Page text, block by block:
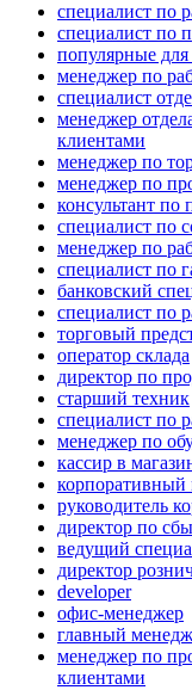
специалист по
специалист по
популярные
менеджер по
специалист
менеджер
клиентами
менеджер по
менеджер по
консультант по
специалист по
менеджер по
специалист по
банковский
специалист по
торговый
оператор склада
директор по
старший техник
специалист по
менеджер по
кассир в
корпоративный
руководитель
директор по
ведущий
директор
developer
офис-менеджер
главный
менеджер по
клиентами